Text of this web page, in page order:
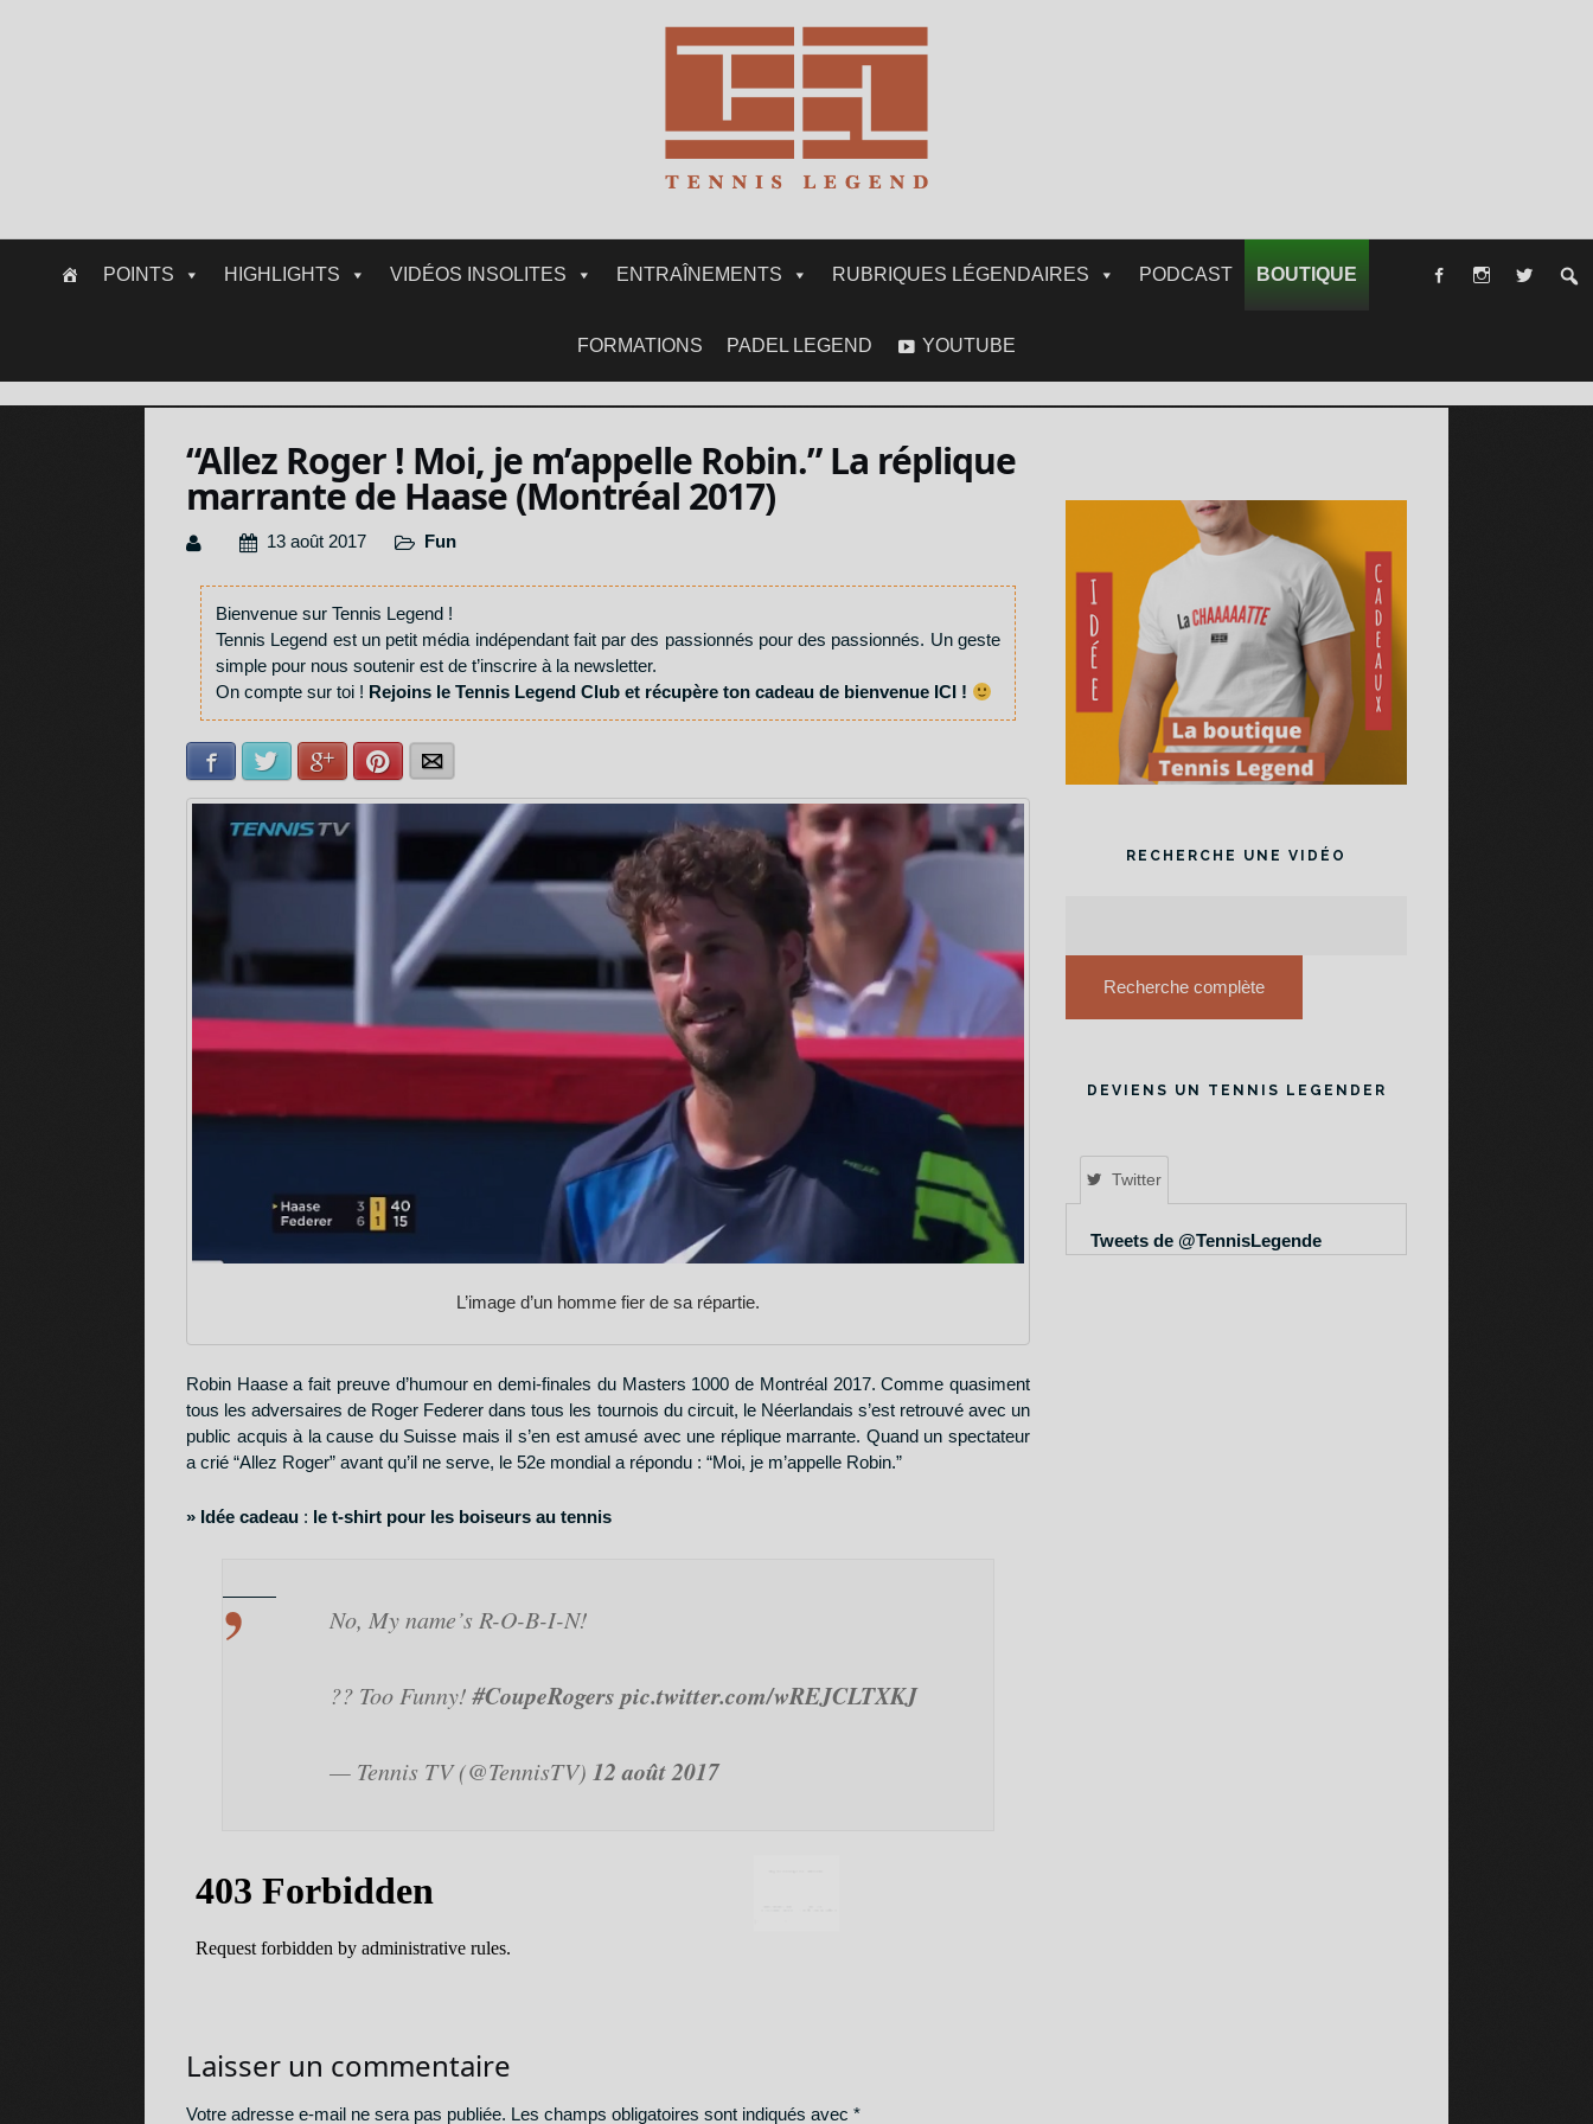
POINTS HIGHLIGHTS VIDÉOS INSOLITES ENTRAÎNEMENTS RUBRIQUES LÉGENDAIRES PODCAST BOUTIQUE
FORMATIONS PADEL LEGEND YOUTUBE
“Allez Roger ! Moi, je m’appelle Robin.” La réplique
marrante de Haase (Montréal 2017)
13 août 2017 Fun
Bienvenue sur Tennis Legend !
Tennis Legend est un petit média indépendant fait par des passionnés pour des passionnés. Un geste
simple pour nous soutenir est de t’inscrire à la newsletter.
On compte sur toi ! Rejoins le Tennis Legend Club et récupère ton cadeau de bienvenue ICI !
Facebook Twitter Google+Pinterest
L’image d’un homme fier de sa répartie.
Robin Haase a fait preuve d’humour en demi-finales du Masters 1000 de Montréal 2017. Comme quasiment
tous les adversaires de Roger Federer dans tous les tournois du circuit, le Néerlandais s’est retrouvé avec un
public acquis à la cause du Suisse mais il s’en est amusé avec une réplique marrante. Quand un spectateur
a crié “Allez Roger” avant qu’il ne serve, le 52e mondial a répondu : “Moi, je m’appelle Robin.”
» Idée cadeau : le t-shirt pour les boiseurs au tennis
No, My name’s R-O-B-I-N!
?? Too Funny!#CoupeRogers pic.twitter.com/wREJCLTXKJ
— Tennis TV (@TennisTV) 12 août 2017
Laisser un commentaire
Votre adresse e-mail ne sera pas publiée. Les champs obligatoires sont indiqués avec *
RECHERCHE UNE VIDÉO
Recherche complète
DEVIENS UN TENNIS LEGENDER
Twitter
Tweets de @TennisLegende
Téléchargez votre formation gratuite
▶︎ 5 vidéos gratuites - durée 1h14◀︎